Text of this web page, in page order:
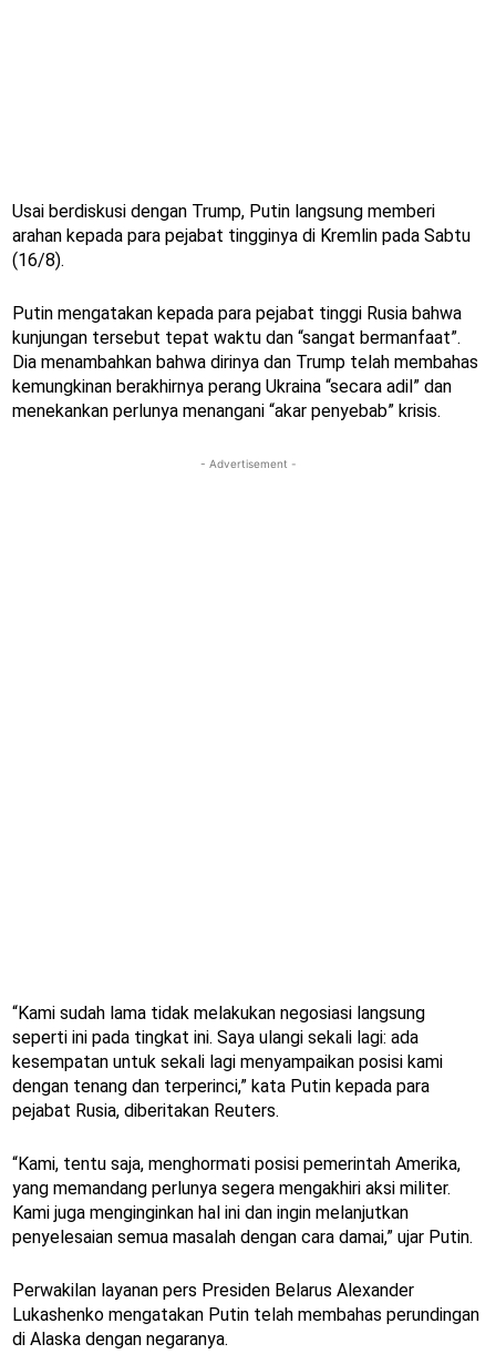
Usai berdiskusi dengan Trump, Putin langsung memberi
arahan kepada para pejabat tingginya di Kremlin pada Sabtu
(16/8).
Putin mengatakan kepada para pejabat tinggi Rusia bahwa
kunjungan tersebut tepat waktu dan “sangat bermanfaat”.
Dia menambahkan bahwa dirinya dan Trump telah membahas
kemungkinan berakhirnya perang Ukraina “secara adil” dan
menekankan perlunya menangani “akar penyebab” krisis.
- Advertisement -
“Kami sudah lama tidak melakukan negosiasi langsung
seperti ini pada tingkat ini. Saya ulangi sekali lagi: ada
kesempatan untuk sekali lagi menyampaikan posisi kami
dengan tenang dan terperinci,” kata Putin kepada para
pejabat Rusia, diberitakan Reuters.
“Kami, tentu saja, menghormati posisi pemerintah Amerika,
yang memandang perlunya segera mengakhiri aksi militer.
Kami juga menginginkan hal ini dan ingin melanjutkan
penyelesaian semua masalah dengan cara damai,” ujar Putin.
Perwakilan layanan pers Presiden Belarus Alexander
Lukashenko mengatakan Putin telah membahas perundingan
di Alaska dengan negaranya.